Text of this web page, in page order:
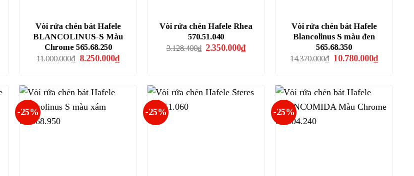
Vòi rửa chén bát Hafele
BLANCOLINUS-S Màu
Chrome 565.68.250
11.000.000₫ Giá
8.250.000₫Giá
hiện
8.250.000₫.
Vòi rửa chén Hafele Rhea
570.51.040
3.128.400₫ Giá
2.350.000₫Giá
hiện
Vòi rửa chén bát Hafele
Blancolinus S màu đen
565.68.350
14.370.000₫ Giá
10.780.000₫Giá
hiện
-25% -25% -25%